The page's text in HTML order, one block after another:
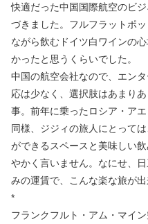
快適だった中国国際航空のビ
づきました。フルフラットポ
ながら飲むドイツ白ワインの
かったと思うくらいでした。
中国の航空会社なので、エン
応は少なく、選択肢はあまり
事。前年に乗ったロシア・ア
同様、ジジィの旅人にとって
ができるスペースと美味しい
やかく言いません。なにせ、
みの運賃で、こんな楽な旅が
*
フランクフルト・アム・マイ